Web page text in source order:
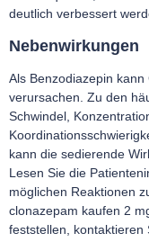
deutlich verbessert
Nebenwirkungen
Als Benzodiazepin
verursachen. Zu den
Schwindel,
kann die sedierende
Lesen Sie die
möglichen Reaktionen
clonazepam kaufen 2
feststellen, kontaktieren